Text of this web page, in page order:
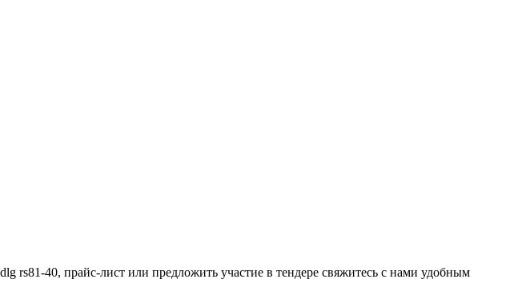
rs81-40, прайс-лист или предложить участие в тендере свяжитесь с нами удобным